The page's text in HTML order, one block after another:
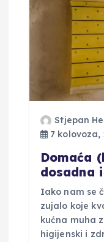
b
Stjepan
7 kolovoza,
Domaća
dosadna
Iako nam se
zujalo koje
kućna muha
higijenski i